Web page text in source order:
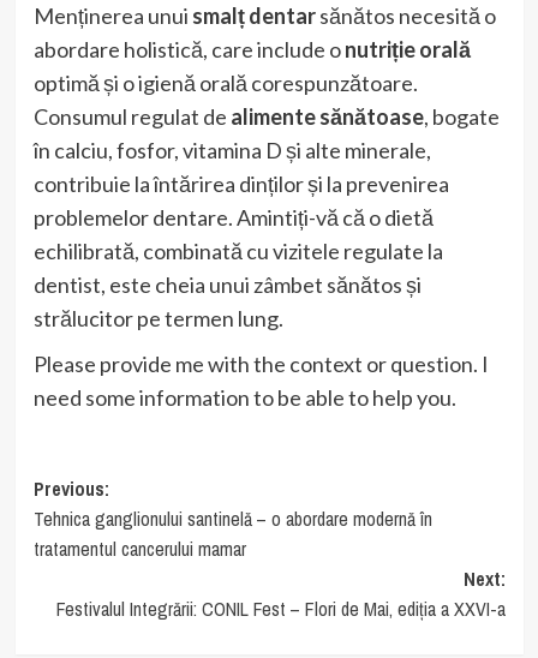
Menținerea unui smalț dentarsănătos necesită o
abordare holistică, care include onutriție orală
optimă și o igienă orală corespunzătoare.
Consumul regulat de alimente sănătoase, bogate
în calciu, fosfor, vitamina D și alte minerale,
contribuie la întărirea dinților și la prevenirea
problemelor dentare. Amintiți-vă că o dietă
echilibrată, combinată cu vizitele regulate la
dentist, este cheia unui zâmbet sănătos și
strălucitor pe termen lung.
Please provide me with the context or question. I
need some information to be able to help you.
Post
navigation
Previous:
Tehnica ganglionului santinelă – o abordare modernă în
tratamentul cancerului mamar
Next:
Festivalul Integrării: CONIL Fest – Flori de Mai, ediția a XXVI-a